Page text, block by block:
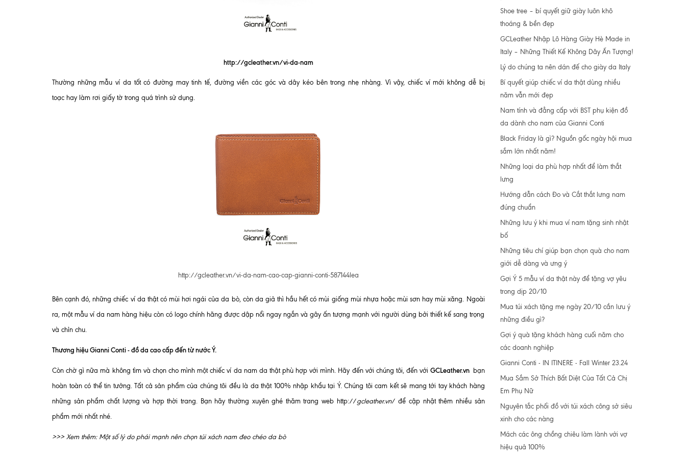
http://gcleather.vn/vi-da-nam
Thường những mẫu ví da tốt có đường may tinh tế, đường viền các góc và dây kéo bên trong nhẹ nhàng. Vì vậy, chiếc ví mới không dễ bị
toạc hay làm rơi giấy tờ trong quá trình sử dụng.
http://gcleather.vn/vi-da-nam-cao-cap-gianni-conti-587144lea
Bên cạnh đó, những chiếc ví da thật có mùi hơi ngái của da bò, còn da giả thì hầu hết có mùi giống mùi nhựa hoặc mùi sơn hay mùi xăng. Ngoài
ra, một mẫu ví da nam hàng hiệu còn có logo chính hãng được dập nổi ngay ngắn và gây ấn tượng mạnh với người dùng bởi thiết kế sang trọng
và chỉn chu.
Thương hiệu Gianni Conti - đồ da cao cấp đến từ nước Ý.
Còn chờ gì nữa mà không tìm và chọn cho mình một chiếc ví da nam da thật phù hợp với mình. Hãy đến với chúng tôi, đến vớiGCLeather.vn bạn
hoàn toàn có thể tin tưởng. Tất cả sản phẩm của chúng tôi đều là da thật 100% nhập khẩu tại Ý. Chúng tôi cam kết sẽ mang tới tay khách hàng
những sản phẩm chất lượng và hợp thời trang. Bạn hãy thường xuyên ghé thăm trang web http://gcleather.vn/ để cập nhật thêm nhiều sản
phẩm mới nhất nhé.
>>> Xem thêm: Một số lý do phái mạnh nên chọn túi xách nam đeo chéo da bò
Shoe tree – bí quyết giữ giày luôn khô
thoáng & bền đẹp
GCLeather Nhập Lô Hàng Giày Hè Made in
Italy – Những Thiết Kế Không Dây Ấn Tượng!
Lý do chúng ta nên dán đế cho giày da Italy
Bí quyết giúp chiếc ví da thật dùng nhiều
năm vẫn mới đẹp
Nam tính và đẳng cấp với BST phụ kiện đồ
da dành cho nam của Gianni Conti
Black Friday là gì? Nguồn gốc ngày hội mua
sắm lớn nhất năm!
Những loại da phù hợp nhất để làm thắt
lưng
Hướng dẫn cách Đo và Cắt thắt lưng nam
đúng chuẩn
Những lưu ý khi mua ví nam tặng sinh nhật
bố
Những tiêu chí giúp bạn chọn quà cho nam
giới dễ dàng và ưng ý
Gợi Ý 5 mẫu ví da thật này để tặng vợ yêu
trong dịp 20/10
Mua túi xách tặng mẹ ngày 20/10 cần lưu ý
những điều gì?
Gợi ý quà tặng khách hàng cuối năm cho
các doanh nghiệp
Gianni Conti - IN ITINERE - Fall Winter 23.24
Mua Sắm Sở Thích Bất Diệt Của Tất Cả Chị
Em Phụ Nữ
Nguyên tắc phối đồ với túi xách công sở siêu
xinh cho các nàng
Mách các ông chồng chiêu làm lành với vợ
hiệu quả 100%